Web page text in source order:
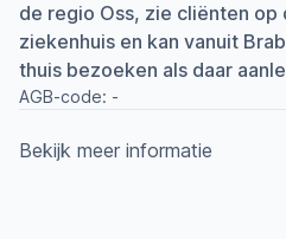
de regio Oss, zie cliënten op
ziekenhuis en kan vanuit
thuis bezoeken als daar
AGB-code: -
Bekijk meer informatie